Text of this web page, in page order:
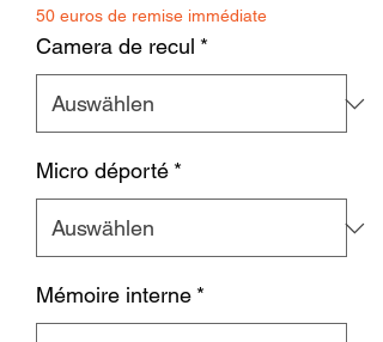
50 euros de remise immédiate
Camera de recul *
Micro déporté *
Mémoire interne *